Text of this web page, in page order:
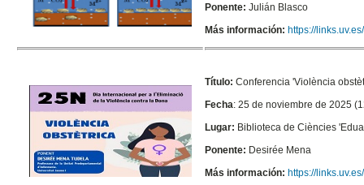
Ponente:Julián Blasco
Más información: https://
Título:Conferencia 'Violència
Fecha: 25 de noviembre de 2025
Lugar: Biblioteca de Ciències
Ponente: Desirée Mena
Más información: https://